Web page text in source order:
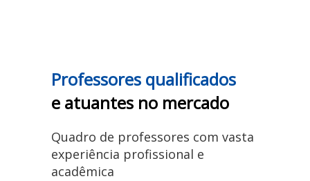
Professores qualificados
e atuantes no mercado
Quadro de professores com vasta
experiência profissional e
acadêmica